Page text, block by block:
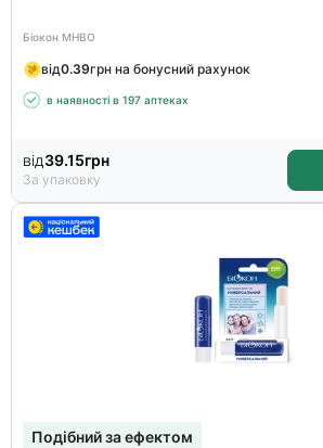
Біокон МНВО
від0.39грн на бонусний рахунок
в наявності в 197 аптеках
від39.15грн
За упаковку
Подібний за ефектом